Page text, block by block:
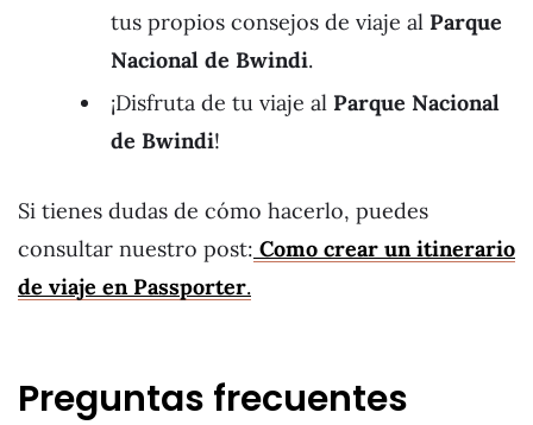
tus propios consejos de viaje al Parque
Nacional de Bwindi.
¡Disfruta de tu viaje al Parque Nacional
de Bwindi!
Si tienes dudas de cómo hacerlo, puedes
consultar nuestro post: Como crear un itinerario
de viaje en Passporter.
Preguntas frecuentes